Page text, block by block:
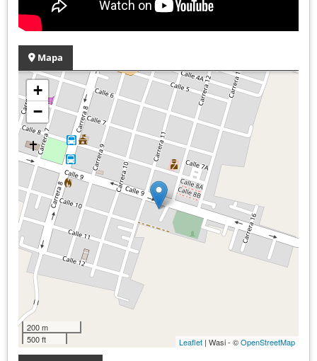
Mapa
+
−
200 m
500 ft
Leaflet | Wasi - ©OpenStreetMap